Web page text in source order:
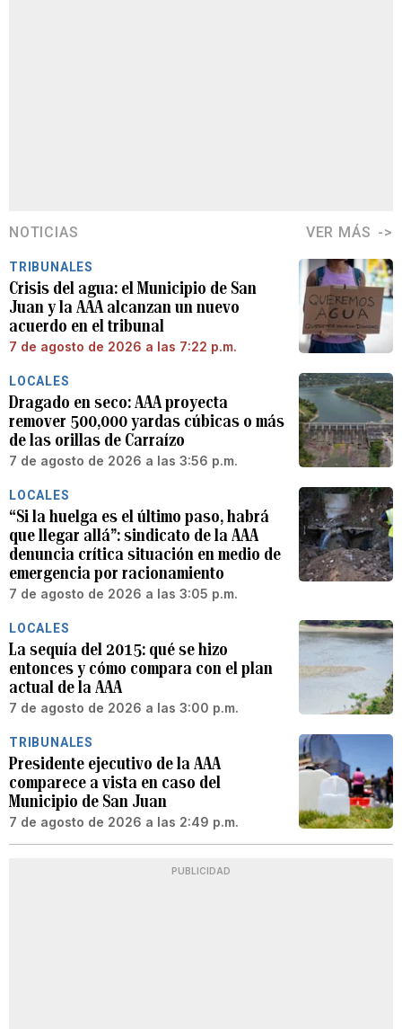
NOTICIAS VER MÁS
TRIBUNALES
Crisis del agua: el Municipio de San
Juan y la AAA alcanzan un nuevo
acuerdo en el tribunal
7 de agosto de 2026 a las 7:22 p.m.
LOCALES
Dragado en seco: AAA proyecta
remover 500,000 yardas cúbicas o más
de las orillas de Carraízo
7 de agosto de 2026 a las 3:56 p.m.
LOCALES
“Si la huelga es el último paso, habrá
que llegar allá”: sindicato de la AAA
denuncia crítica situación en medio de
emergencia por racionamiento
7 de agosto de 2026 a las 3:05 p.m.
LOCALES
La sequía del 2015: qué se hizo
entonces y cómo compara con el plan
actual de la AAA
7 de agosto de 2026 a las 3:00 p.m.
TRIBUNALES
Presidente ejecutivo de la AAA
comparece a vista en caso del
Municipio de San Juan
7 de agosto de 2026 a las 2:49 p.m.
PUBLICIDAD